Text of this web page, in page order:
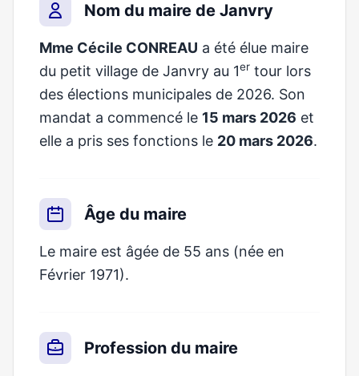
Nom du maire de Janvry
Mme Cécile CONREAU a été élue maire
du petit village de Janvry au 1er tour lors
des élections municipales de 2026. Son
mandat a commencé le 15 mars 2026 et
elle a pris ses fonctions le 20 mars 2026.
Âge du maire
Le maire est âgée de 55 ans (née en
Février 1971).
Profession du maire